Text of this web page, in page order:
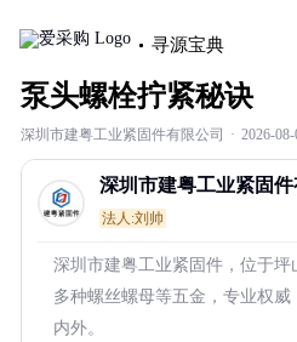
寻源宝典
泵头螺栓拧紧秘诀
深圳市建粤工业紧固件有限公司 · 2026-
深圳市建粤工业紧固件
法人:刘帅
深圳市建粤工业紧固件，位于坪
多种螺丝螺母等五金，专业权威
内外。